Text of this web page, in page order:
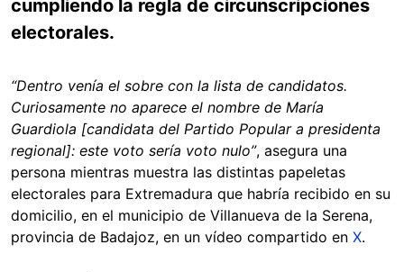
cumpliendo la regla de circunscripciones
electorales.
“Dentro venía el sobre con la lista de candidatos.
Curiosamente no aparece el nombre de María
Guardiola [candidata del Partido Popular a presidenta
regional]: este voto sería voto nulo”, asegura una
persona mientras muestra las distintas papeletas
electorales para Extremadura que habría recibido en su
domicilio, en el municipio de Villanueva de la Serena,
provincia de Badajoz, en un vídeo compartido en X.